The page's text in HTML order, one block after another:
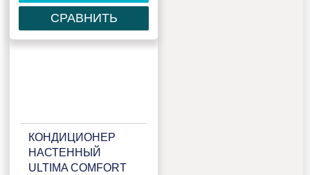
СРАВНИТЬ
КОНДИЦИОНЕР
НАСТЕННЫЙ
ULTIMA COMFORT